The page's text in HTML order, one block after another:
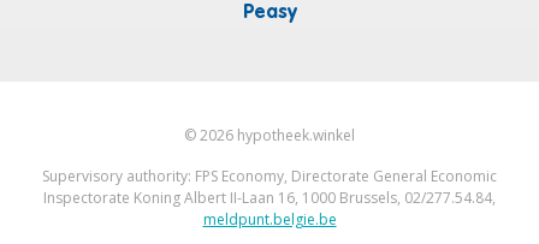
Peasy
©2026 hypotheek.winkel
Supervisory authority: FPS Economy, Directorate General Economic
Inspectorate Koning Albert II-Laan 16, 1000 Brussels, 02/277.54.84,
meldpunt.belgie.be